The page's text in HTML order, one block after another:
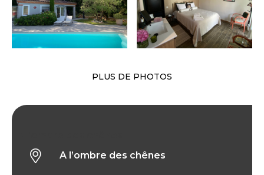
PLUS DE PHOTOS
A l’ombre des chênes